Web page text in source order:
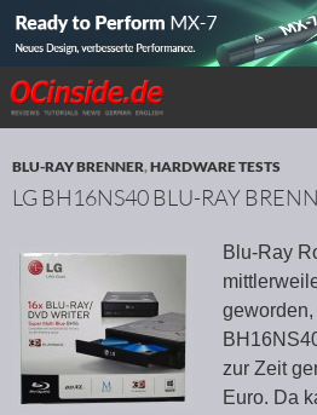
Redaktion ocinside.de PC
Suchen
ZUM INHALT SPRINGEN
BLU-RAY BRENNER,HARDWARE TESTS
LG BH16NS40 BLU-RAY
Blu-Ray
zur Zeit
Euro. Da